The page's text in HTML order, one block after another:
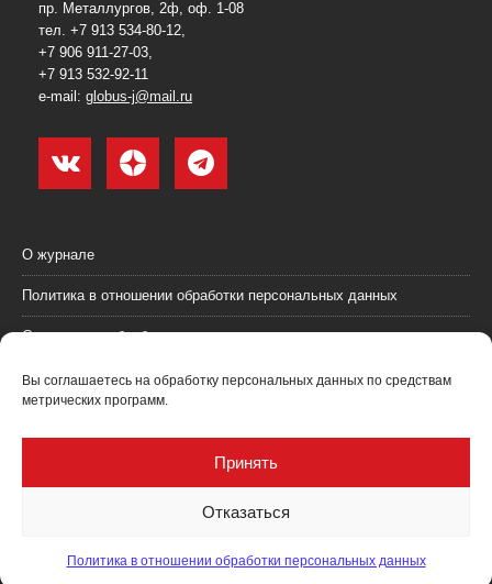
Вы соглашаетесь на обработку персональных данных по средствам
метрических программ.
Принять
Отказаться
Политика в отношении обработки персональных данных
пр. Металлургов, 2ф, оф. 1-08
тел. +7 913 534-80-12,
+7 906 911-27-03,
+7 913 532-92-11
e-mail: globus-j@mail.ru
О журнале
Политика в отношении обработки персональных данных
Согласие на обработку персональных данных
Пользовательское соглашение (оферта)
Журнал "Глобус: геология и бизнес" @ 2021. Все права соблюдены.